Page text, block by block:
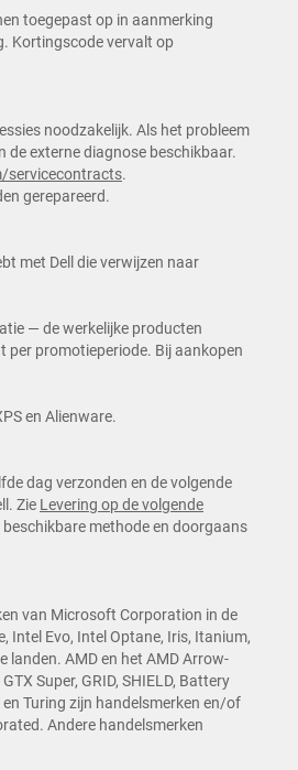
toegepast op in aanmerking
Kortingscode vervalt op
noodzakelijk. Als het probleem
externe diagnose beschikbaar.
servicecontracts.
gerepareerd.
met Dell die verwijzen naar
— de werkelijke producten
per promotieperiode. Bij aankopen
en Alienware.
dag verzonden en de volgende
Zie Levering op de volgende
methode en doorgaans
van Microsoft Corporation in de
Intel Evo, Intel Optane, Iris, Itanium,
landen. AMD en het AMD Arrow-
Super, GRID, SHIELD, Battery
en Turing zijn handelsmerken en/of
Andere handelsmerken